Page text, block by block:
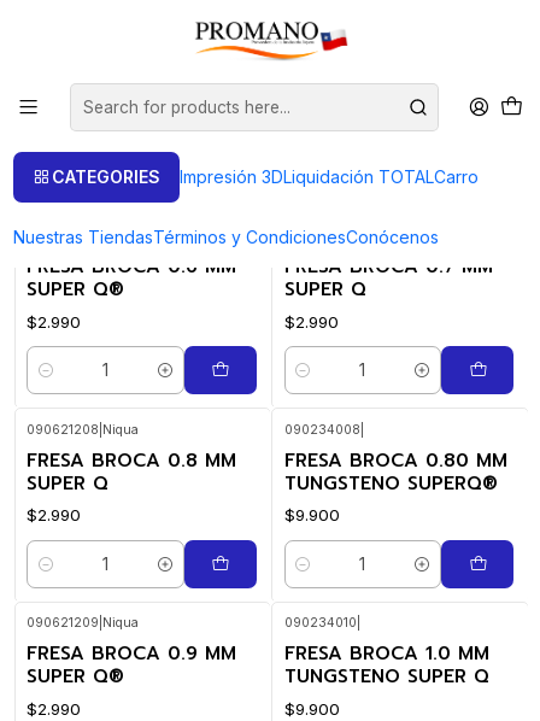
CATEGORIES Impresión 3DLiquidación TOTALCarro
Nuestras TiendasTérminos y CondicionesConócenos
Perforación Corte
Fresas
FILTERS
090621206|Niqua
FRESA BROCA 0.6 MM
SUPER Q®
$2.990
Quantity
090621207|Niqua
FRESA BROCA 0.7 MM
SUPER Q
$2.990
Quantity
090621208 Niqua
FRESA BROCA 0.8 MM
SUPER Q
$2.990
Quantity
090234008
FRESA BROCA 0.80 MM
TUNGSTENO SUPERQ®
$9.900
Quantity
090621209 Niqua
FRESA BROCA 0.9 MM
SUPER Q®
$2.990
090234010
FRESA BROCA 1.0 MM
TUNGSTENO SUPER Q
$9.900